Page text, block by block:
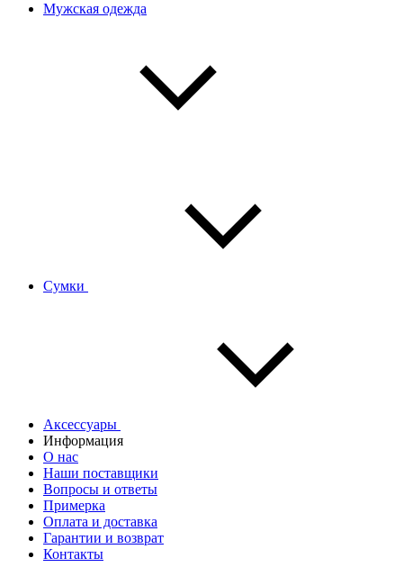
Мужская одежда
Сумки
Аксессуары
Информация
О нас
Наши поставщики
Вопросы и ответы
Примерка
Оплата и доставка
Гарантии и возврат
Контакты